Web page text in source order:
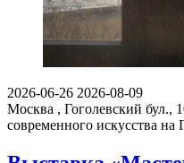
2026-06-26 2026-08-09
Москва , Гоголевский бул.,
современного искусства на